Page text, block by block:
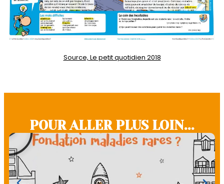
Source, Le petit quotidien 2018
POUR ALLER PLUS LOIN...